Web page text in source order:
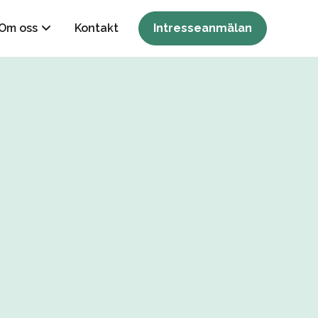
oss Kontakt Intresseanmälan